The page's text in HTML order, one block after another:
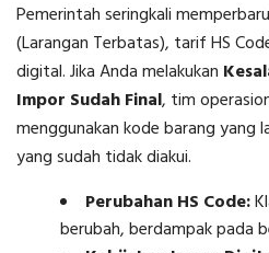
Pemerintah seringkali
(Larangan Terbatas), tarif HS
digital. Jika Anda melakukan
Impor Sudah Final, tim
menggunakan kode barang yang
yang sudah tidak diakui.
Perubahan HS Code:
berubah, berdampak pada